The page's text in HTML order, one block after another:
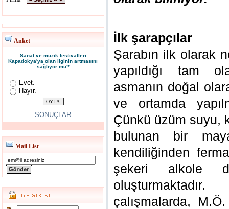
Anket
Sanat ve müzik festivalleri
Kapadokya'ya olan ilginin artmasını
sağlıyor mu?
Evet.
Hayır.
SONUÇLAR
Mail List
İlk şarapçılar
Şarabın ilk olarak
yapıldığı tam
asmanın doğal
ve ortamda
Çünkü üzüm suyu,
bulunan bir
kendiliğinden
şekeri alkole
çalışmalarda,